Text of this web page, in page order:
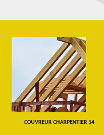
COUVREUR CHARPENTIER 14